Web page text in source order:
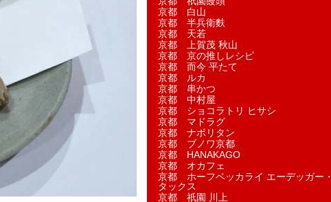
京都 白山
京都 半兵衛麩
京都 天若
京都 上賀茂 秋山
京都 京の推しレシピ
京都 而今 平たて
京都 ルカ
京都 串かつ
京都 中村屋
京都 ショコラトリ ヒサシ
京都 マドラグ
京都 ナポリタン
京都 ブノワ京都
京都 HANAKAGO
京都 オカフェ
京都 ホーフベッカライ エーデッガー・
タックス
京都 祇園 川上